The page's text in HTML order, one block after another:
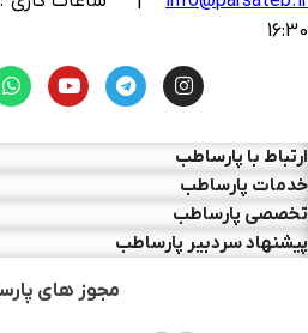
16:30
ارتباط با پارساطب
خدمات پارساطب
تخصصی پارساطب
پیشنهاد سردبیر پارساطب
مجوز های